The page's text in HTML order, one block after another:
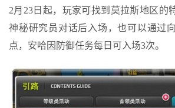
2月23日起，玩家可找到莫拉斯地区的
神秘研究员对话后入场，也可以通过
点，安哈因防御任务每日可入场3次。